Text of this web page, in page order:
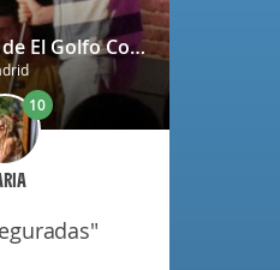
Los Monólogos de El Golfo Comedy Club Príncipe de Vergara en Madrid
10